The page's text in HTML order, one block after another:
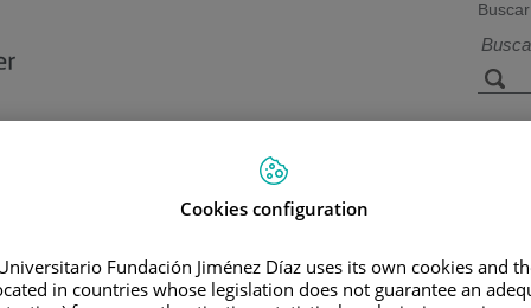
Buscar
Instalaciones y
tecnología
/INFORMACIÓN Y SOPORTE AL PACIENTE/INFORMACIÓN
Cookies configuration
Fundación Jiménez Díaz uses its own cookies and
in countries whose legislation does not guarantee an